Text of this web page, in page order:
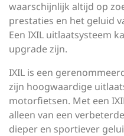
waarschijnlijk altijd op
prestaties en het geluid
Een IXIL uitlaatsysteem
upgrade zijn.
IXIL is een
zijn hoogwaardige
motorfietsen. Met een
alleen van een
dieper en sportiever